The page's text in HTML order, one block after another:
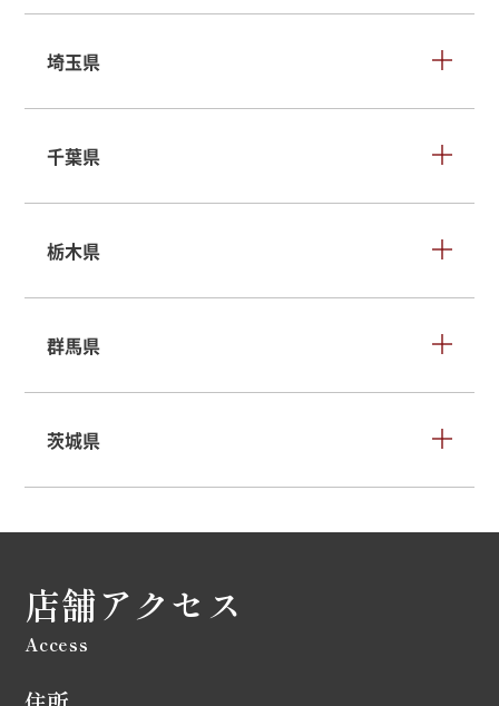
埼玉県
千葉県
栃木県
群馬県
茨城県
店舗アクセス
Access